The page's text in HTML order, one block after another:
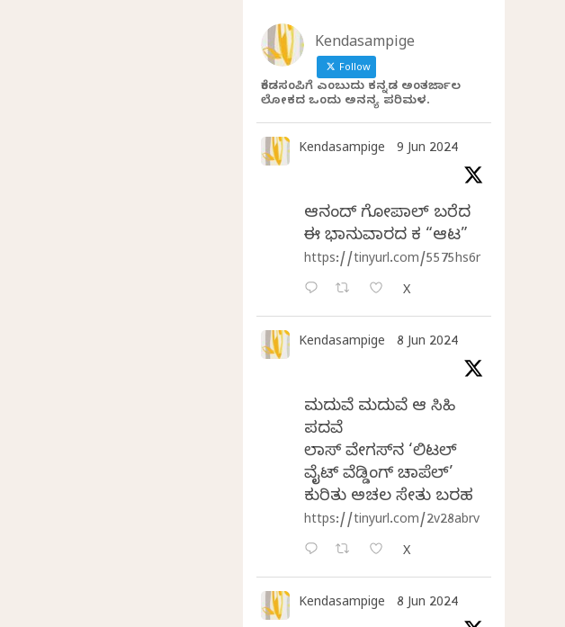
Kendasampige
Follow
ಕೆಂಡಸಂಪಿಗೆ ಎಂಬುದು ಕನ್ನಡ ಅಂತರ್ಜಾಲ
ಲೋಕದ ಒಂದು ಅನನ್ಯ ಪರಿಮಳ.
Kendasampige 9 Jun 2024
ಆನಂದ್‌ ಗೋಪಾಲ್‌ ಬರೆದ
ಈ ಭಾನುವಾರದ ಕತೆ “ಆಟ”
https://tinyurl.com/5575hs6r
X
Kendasampige 8 Jun 2024
ಮದುವೆ ಮದುವೆ ಆ ಸಿಹಿ
ಪದವೆ
ಲಾಸ್‌ ವೇಗಸ್‌ನ ‘ಲಿಟಲ್
ವೈಟ್ ವೆಡ್ಡಿಂಗ್ ಚಾಪೆಲ್’
ಕುರಿತು ಅಚಲ ಸೇತು ಬರಹ
https://tinyurl.com/2v28abrv
X
Kendasampige 8 Jun 2024